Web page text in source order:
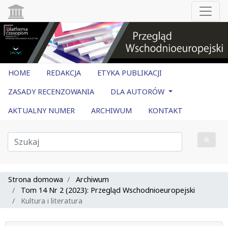
HOME REDAKCJA
ETYKA PUBLIKACJI
ZASADY RECENZOWANIA
DLA AUTORÓW
AKTUALNY NUMER
ARCHIWUM KONTAKT
Strona domowa
Archiwum
Tom 14 Nr 2 (2023): Przegląd Wschodnioeuropejski
Kultura i literatura